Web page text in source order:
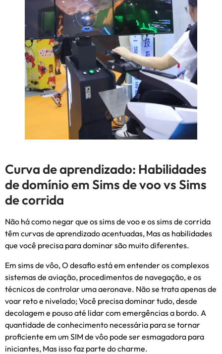
Curva de aprendizado: Habilidades
de domínio em Sims de voo vs Sims
de corrida
Não há como negar que os sims de voo e os sims de corrida
têm curvas de aprendizado acentuadas, Mas as habilidades
que você precisa para dominar são muito diferentes.
Em sims de vôo, O desafio está em entender os complexos
sistemas de aviação, procedimentos de navegação, e os
técnicos de controlar uma aeronave. Não se trata apenas de
voar reto e nivelado; Você precisa dominar tudo, desde
decolagem e pouso até lidar com emergências a bordo. A
quantidade de conhecimento necessária para se tornar
proficiente em um SIM de vôo pode ser esmagadora para
iniciantes, Mas isso faz parte do charme.